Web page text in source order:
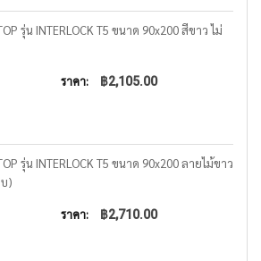
รุ่น INTERLOCK T5 ขนาด 90x200 สีขาว ไม่
฿2,105.00
รุ่น INTERLOCK T5 ขนาด 90x200 ลายไม้ขาว
)
฿2,710.00